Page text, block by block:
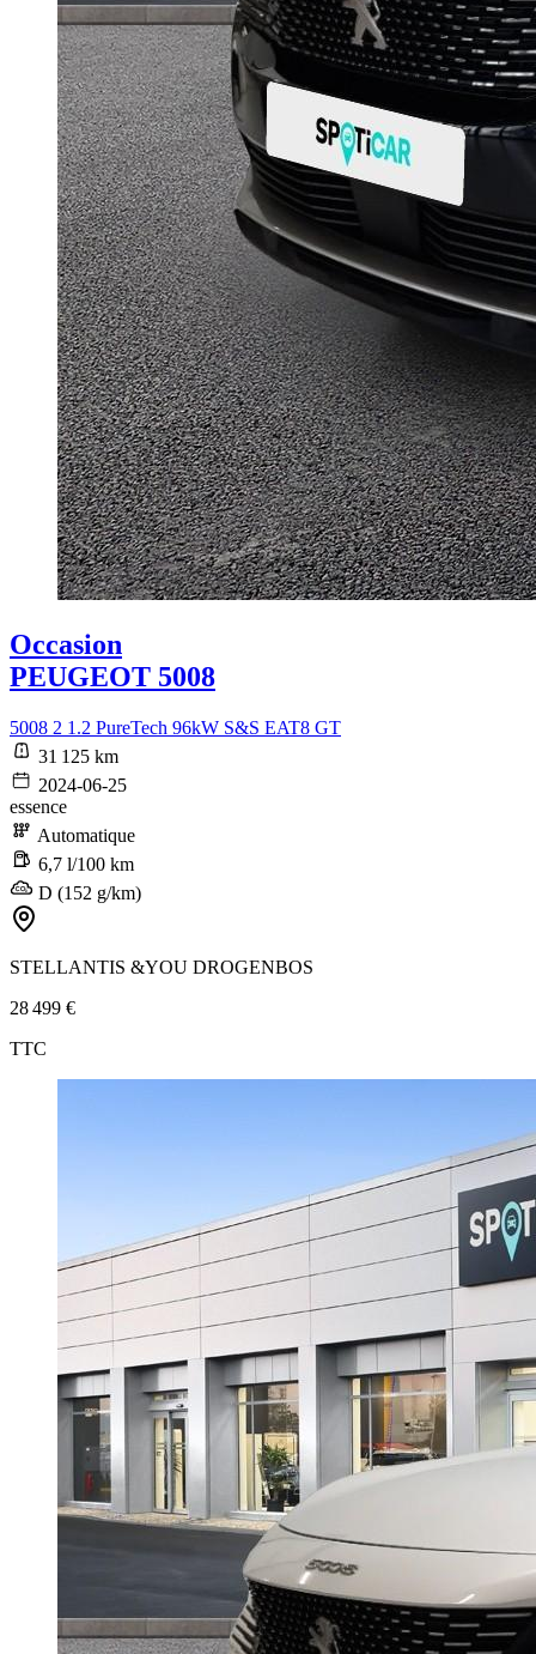
Occasion
PEUGEOT 5008
5008 2 1.2 PureTech 96kW S&S EAT8 GT
31 125 km
2024-06-25
essence
Automatique
6,7 l/100 km
D (152 g/km)
STELLANTIS &YOU DROGENBOS
28 499 €
TTC